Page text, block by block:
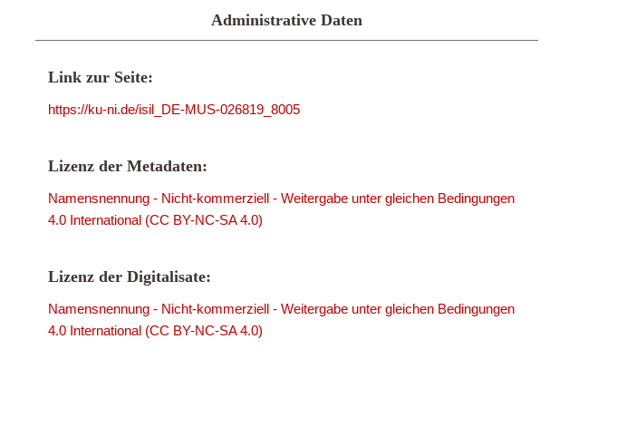
Administrative Daten
Link zur Seite:
https://ku-ni.de/isil_DE-MUS-026819_8005
Lizenz der Metadaten:
Namensnennung - Nicht-kommerziell - Weitergabe unter gleichen Bedingungen
4.0 International (CC BY-NC-SA 4.0)
Lizenz der Digitalisate:
Namensnennung - Nicht-kommerziell - Weitergabe unter gleichen Bedingungen
4.0 International (CC BY-NC-SA 4.0)